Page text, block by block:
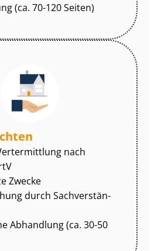
(ca. 70-120 Seiten)
nach
Zwecke
durch Sach­ver­stän­
Abhandlung (ca. 30-50